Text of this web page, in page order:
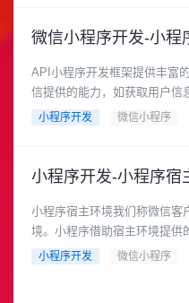
微信小程序开发-小程
API小程序开发框架提供丰富
信提供的能力，如获取用户信
绍请参考 API ......
小程序开发 微信小程序
小程序开发-小程序宿
小程序宿主环境我们称微信客
境。小程序借助宿主环境提供
完成的功能。上一章中我们......
小程序开发 微信小程序